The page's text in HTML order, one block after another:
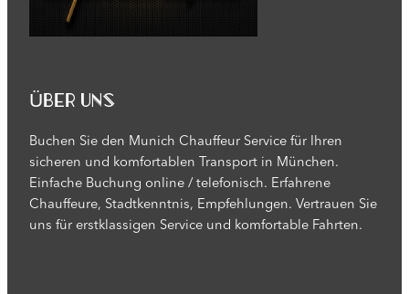
Über uns
Buchen Sie den Munich Chauffeur Service für Ihren
sicheren und komfortablen Transport in München.
Einfache Buchung online / telefonisch. Erfahrene
Chauffeure, Stadtkenntnis, Empfehlungen. Vertrauen Sie
uns für erstklassigen Service und komfortable Fahrten.